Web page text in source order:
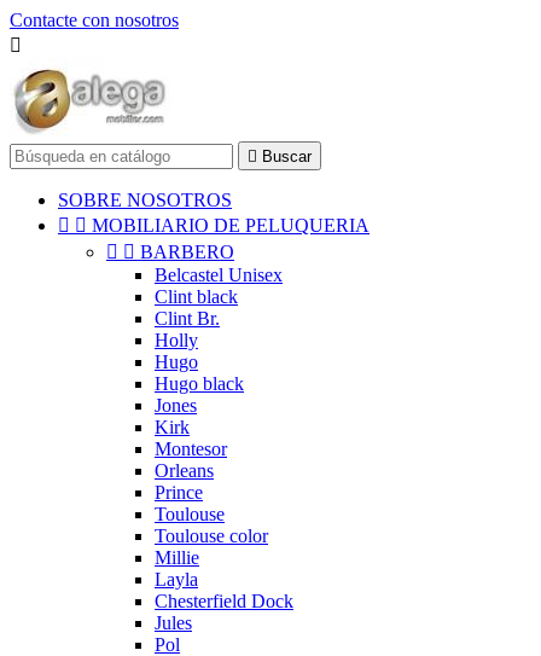
Contacte con nosotros

 Buscar
SOBRE NOSOTROS
  MOBILIARIO DE PELUQUERIA
  BARBERO
Belcastel Unisex
Clint black
Clint Br.
Holly
Hugo
Hugo black
Jones
Kirk
Montesor
Orleans
Prince
Toulouse
Toulouse color
Millie
Layla
Chesterfield Dock
Jules
Pol